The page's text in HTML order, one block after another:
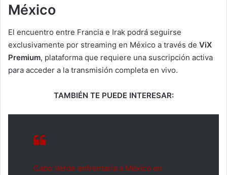
México
El encuentro entre Francia e Irak podrá seguirse
exclusivamente por streaming en México a través de ViX
Premium, plataforma que requiere una suscripción activa
para acceder a la transmisión completa en vivo.
TAMBIÉN TE PUEDE INTERESAR:
Cabo Verde enfrentaría a México en